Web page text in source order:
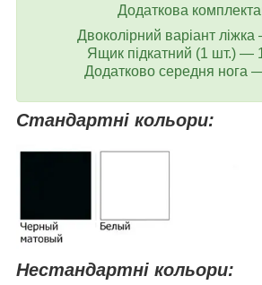
Додаткова
Двоколірний варіант
Ящик підкатний (1 шт.) —
Додатково середня нога
Стандартні кольори:
Нестандартні кольори: